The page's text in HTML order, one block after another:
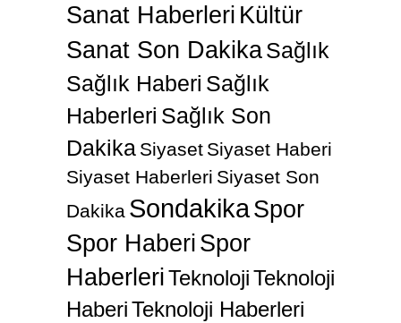
Sanat Haberleri Kültür
Sanat Son DakikaSağlık
Sağlık Haberi Sağlık
Haberleri Sağlık Son
Dakika Siyaset Siyaset Haberi
Siyaset Haberleri Siyaset Son
Dakika SondakikaSpor
Spor Haberi Spor
HaberleriTeknolojiTeknoloji
HaberiTeknoloji Haberleri